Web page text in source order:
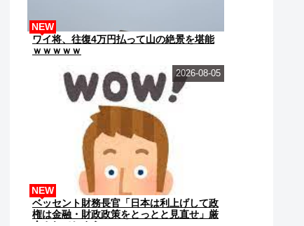
ワイ将、往復4万円払って山の絶景を堪能
ｗｗｗｗｗ
NEW
ベッセント財務長官「日本は利上げして政
権は金融・財政政策をとっとと見直せ」厳
NEW
2026-08-05